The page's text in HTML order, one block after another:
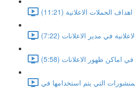
الحملات الاعلانية (11:21)
في مدير الاعلانات (7:22)
اماكن ظهور الاعلانات (5:58)
التي يتم استخدامها في